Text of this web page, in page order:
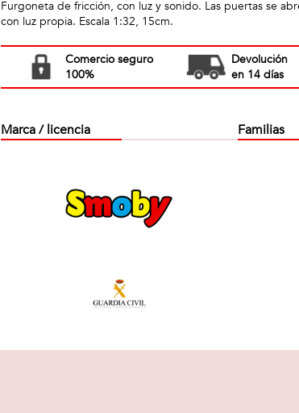
Furgoneta de fricción, con luz y sonido. Las puertas se
con luz propia. Escala 1:32, 15cm.
Comercio seguro
100%
Devolución
en 14 días
Marca / licencia Familias